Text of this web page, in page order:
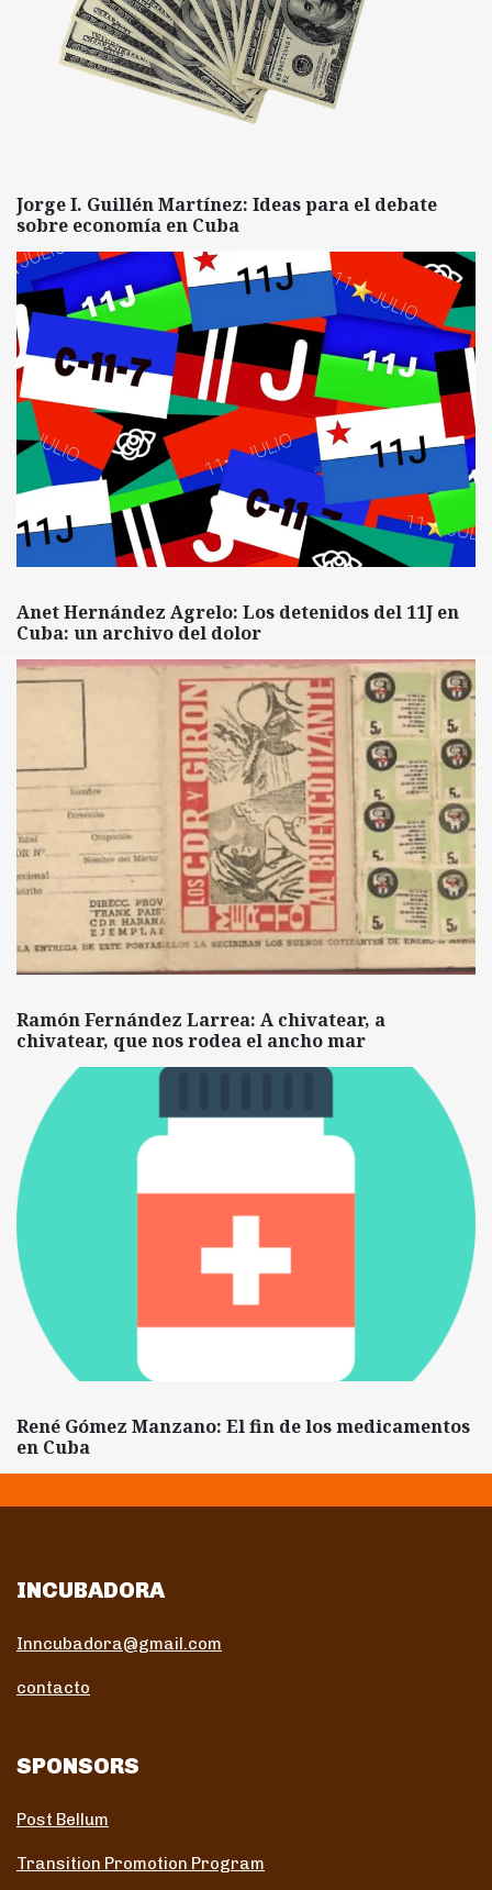
Jorge I. Guillén Martínez: Ideas para el debate
sobre economía en Cuba
Anet Hernández Agrelo: Los detenidos del 11J en
Cuba: un archivo del dolor
Ramón Fernández Larrea: A chivatear, a
chivatear, que nos rodea el ancho mar
René Gómez Manzano: El fin de los medicamentos
en Cuba
INCUBADORA
Inncubadora@gmail.com
contacto
SPONSORS
Post Bellum
Transition Promotion Program